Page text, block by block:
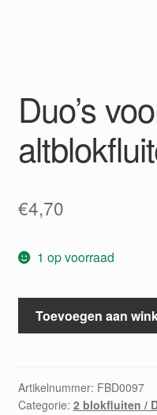
Duo’s
€4,70
1 op voorraad
Duo's
voor
Toevoegen aan
Artikelnummer: FBD0097
Categorie: 2 blokfluiten /